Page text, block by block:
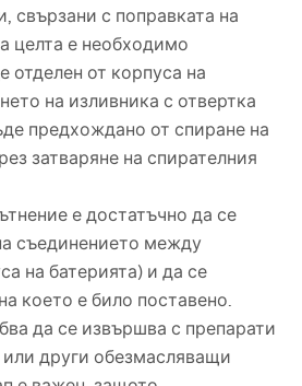
свързани с поправката на
целта е необходимо
отделен от корпуса на
на изливника с отвертка
предхождано от спиране на
затваряне на спирателния
е достатъчно да се
съединението между
на батерията) и да се
което е било поставено.
да се извършва с препарати
или други обезмасляващи